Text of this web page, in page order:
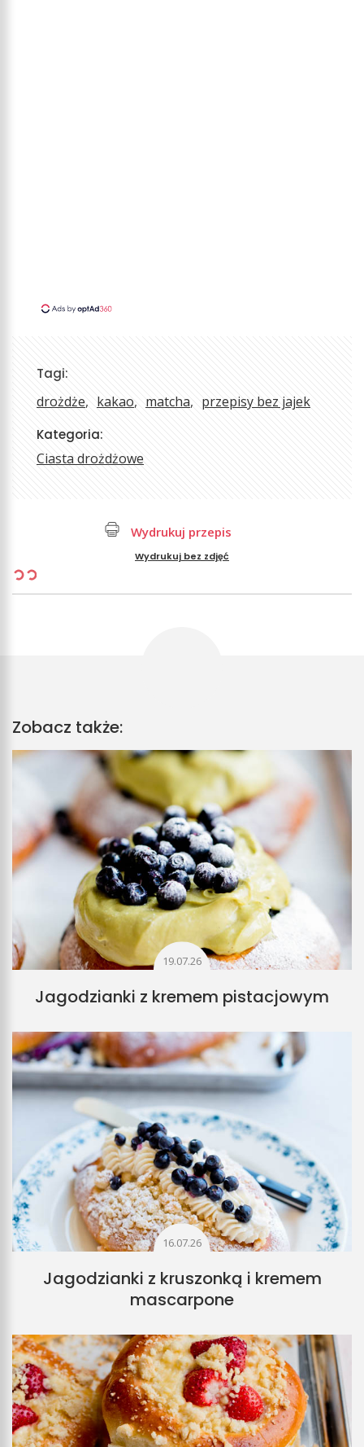
Tagi:
drożdże kakao matcha przepisy bez jajek
Kategoria:
Ciasta drożdżowe
Wydrukuj przepis
Wydrukuj bez zdjęć
Zobacz także:
19.07.26
Jagodzianki z kremem pistacjowym
16.07.26
Jagodzianki z kruszonką i kremem
mascarpone